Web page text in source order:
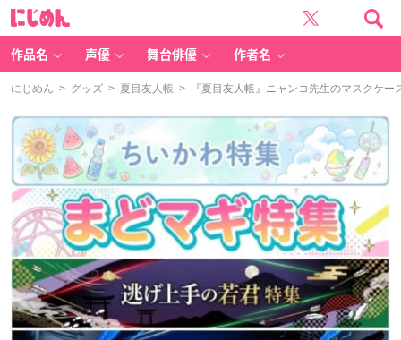
作品名 声優 舞台俳優 作者名
にじめん > グッズ > 夏目友人帳 > 『夏目友人帳』ニャンコ先生のマスクケー